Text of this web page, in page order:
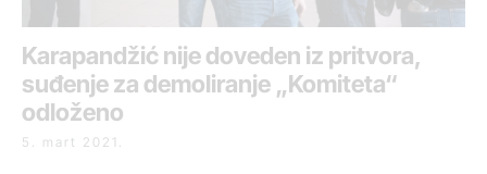
Karapandžić nije doveden iz pritvora,
suđenje za demoliranje „Komiteta“
odloženo
5. mart 2021.